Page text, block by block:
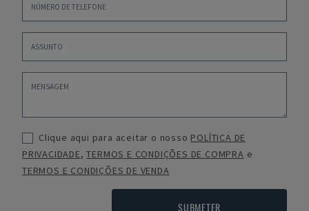
Clique aqui para aceitar o nosso POLÍTICA DE
PRIVACIDADE,TERMOS E CONDIÇÕES DE COMPRA e
TERMOS E CONDIÇÕES DE VENDA
SUBMETER